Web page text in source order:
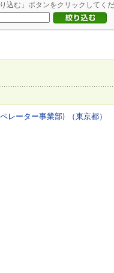
む」ボタンをクリックしてくだ
レーター事業部) （東京都）